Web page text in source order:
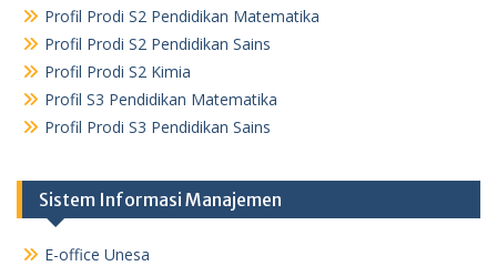
Profil Prodi S2 Pendidikan Matematika
Profil Prodi S2 Pendidikan Sains
Profil Prodi S2 Kimia
Profil S3 Pendidikan Matematika
Profil Prodi S3 Pendidikan Sains
Sistem Informasi Manajemen
E-office Unesa